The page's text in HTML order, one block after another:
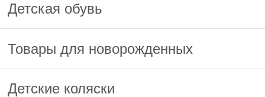
Детская обувь
Товары для новорожденных
Детские коляски